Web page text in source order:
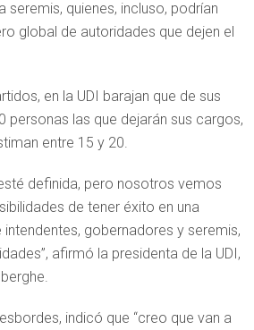
seremis, quienes, incluso, podrían
global de autoridades que dejen el
en la UDI barajan que de sus
personas las que dejarán sus cargos,
entre 15 y 20.
definida, pero nosotros vemos
de tener éxito en una
gobernadores y seremis,
afirmó la presidenta de la UDI,
indicó que “creo que van a